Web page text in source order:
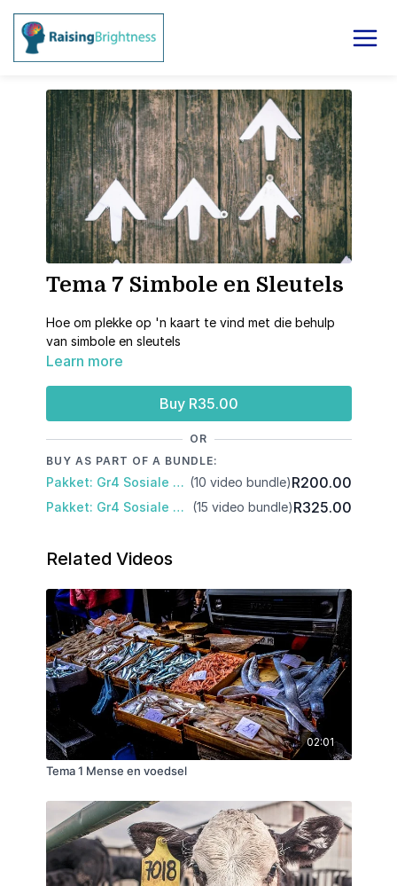
Tema 7 Simbole en Sleutels
Hoe om plekke op 'n kaart te vind met die behulp
van simbole en sleutels
Learn more
Buy R35.00
OR
BUY AS PART OF A BUNDLE:
Pakket: Gr4 Sosiale Wetenskap: Kwartaal 2 (10 video bundle)R200.00
Pakket: Gr4 Sosiale Wetenskappe: Kwartaal 1 en 2 (15 video bundle)R325.00
Related Videos
02:01
Tema 1 Mense en voedsel